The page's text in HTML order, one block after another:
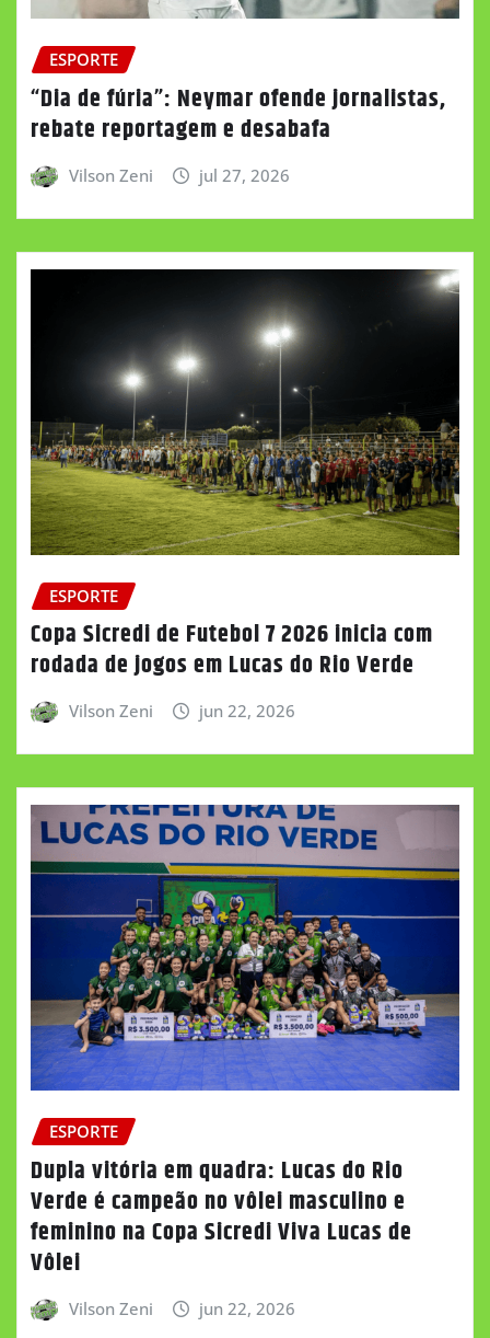
ESPORTE
“Dia de fúria”: Neymar ofende jornalistas,
rebate reportagem e desabafa
Vilson Zeni jul 27, 2026
ESPORTE
Copa Sicredi de Futebol 7 2026 inicia com
rodada de jogos em Lucas do Rio Verde
Vilson Zeni jun 22, 2026
ESPORTE
Dupla vitória em quadra: Lucas do Rio
Verde é campeão no vôlei masculino e
feminino na Copa Sicredi Viva Lucas de
Vôlei
Vilson Zeni jun 22, 2026